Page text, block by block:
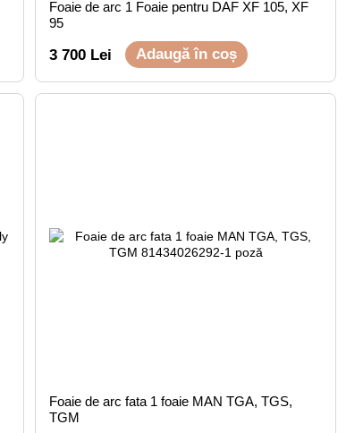
Foaie de arc 1 Foaie pentru DAF XF 105, XF
95
3 700 Lei Adaugă în coș
Foaie de arc fata 1 foaie MAN TGA, TGS,
TGM